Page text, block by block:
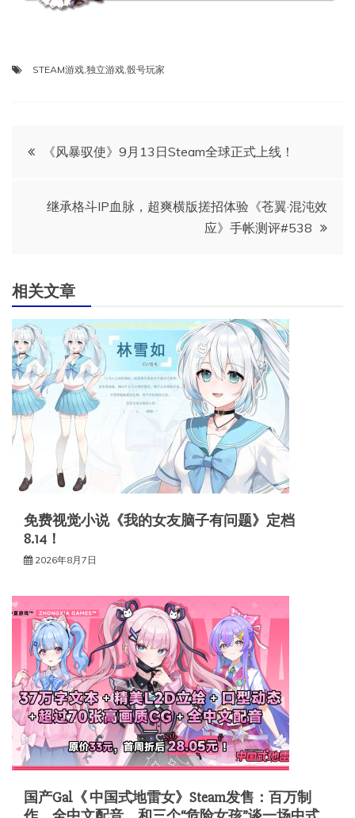
STEAM游戏 独立游戏 骰号玩家
文
《风暴驭使》9月13日Steam全球正式上线！
继承格斗IP血脉，超爽横版搓招体验《苍翼·混沌效
应》手帐测评#538
相关文章
免费视觉小说《我的女友脑子有问题》定档
8.14！
2026年8月7日
国产Gal《 中国式地雷女》Steam发售：百万制